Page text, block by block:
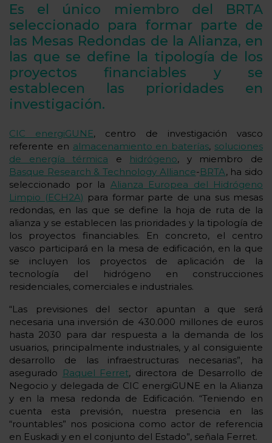
Es el único miembro del BRTA
seleccionado para formar parte de
las Mesas Redondas de la Alianza, en
las que se define la tipología de los
proyectos financiables y se
establecen las prioridades en
investigación.
CIC energiGUNE, centro de investigación vasco
referente en almacenamiento en baterías, soluciones
de energía térmica e hidrógeno, y miembro de
Basque Research & Technology Alliance-BRTA, ha sido
seleccionado por la Alianza Europea del Hidrógeno
Limpio (ECH2A) para formar parte de una sus mesas
redondas, en las que se define la hoja de ruta de la
alianza y se establecen las prioridades y la tipología de
los proyectos financiables. En concreto, el centro
vasco participará en la mesa de edificación, en la que
se incluyen los proyectos de aplicación de la
tecnología del hidrógeno en construcciones
residenciales, comerciales e industriales.
“Las previsiones del sector apuntan a que será
necesaria una inversión de 430.000 millones de euros
hasta 2030 para dar respuesta a la demanda de los
usuarios, principalmente industriales, y al consiguiente
desarrollo de las infraestructuras necesarias”, ha
asegurado Raquel Ferret, directora de Desarrollo de
Negocio y delegada de CIC energiGUNE en la Alianza
y en la mesa redonda de Edificación. “Teniendo en
cuenta esta previsión, nuestra presencia en las
“rountables” nos posiciona como actor de referencia
en Euskadi y en el conjunto del Estado”, señala Ferret.